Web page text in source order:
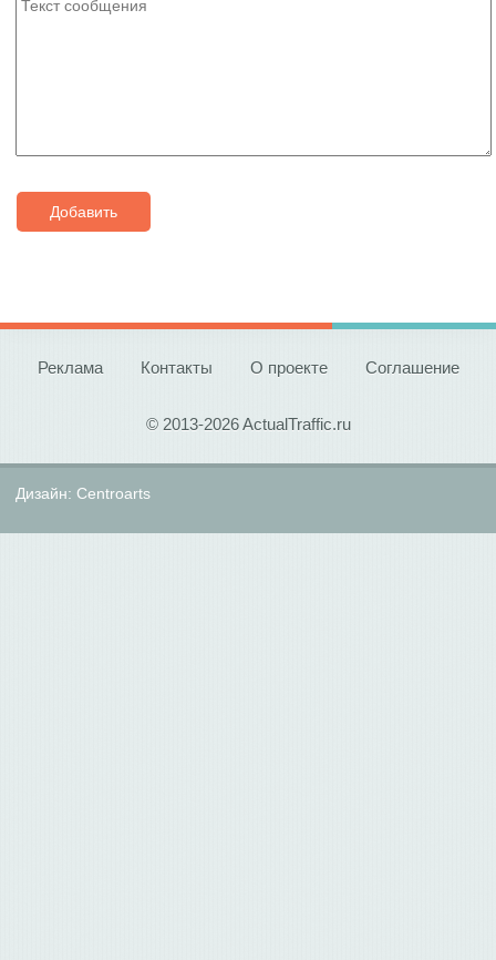
Добавить
Реклама Контакты О проекте Соглашение
© 2013-2026 ActualTraffic.ru
Дизайн: Centroarts